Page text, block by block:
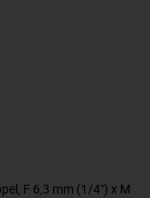
F 6,3 mm (1/4") x M